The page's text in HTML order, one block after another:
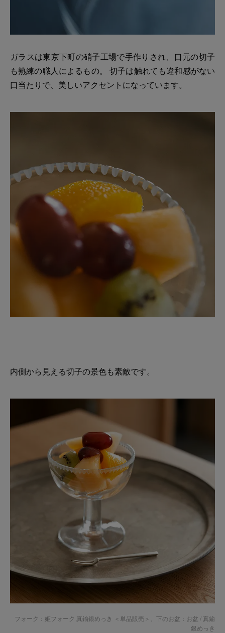
ガラスは東京下町の硝子工場で手作りされ、口元の切子
も熟練の職人によるもの。 切子は触れても違和感がない
口当たりで、美しいアクセントになっています。
内側から見える切子の景色も素敵です。
フォーク： 姫フォーク 真鍮銀めっき ＜単品販売＞ 、下のお盆： お盆 / 真鍮
銀めっき